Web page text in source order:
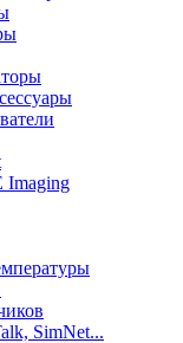
Imaging
SimNet...